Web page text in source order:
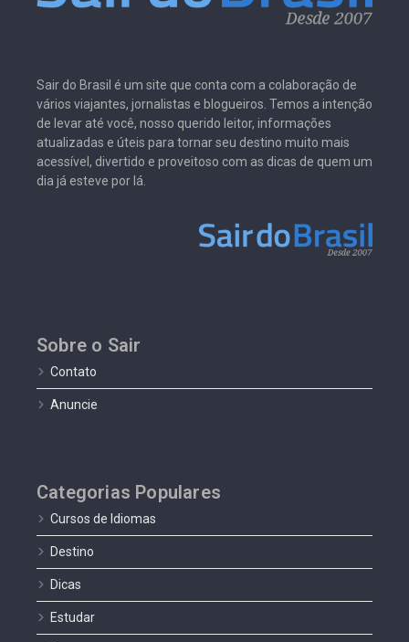
Sair do Brasil é um site que conta com a colaboração de
vários viajantes, jornalistas e blogueiros. Temos a intenção
de levar até você, nosso querido leitor, informações
atualizadas e úteis para tornar seu destino muito mais
acessível, divertido e proveitoso com as dicas de quem um
dia já esteve por lá.
Sobre o Sair
Contato
Anuncie
Categorias Populares
Cursos de Idiomas
Destino
Dicas
Estudar